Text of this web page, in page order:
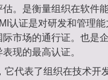
。是衡量组织在软件
认证是对研发和管理能
市场的通行证。也是
现的最高认证。
代表了组织在技术开发